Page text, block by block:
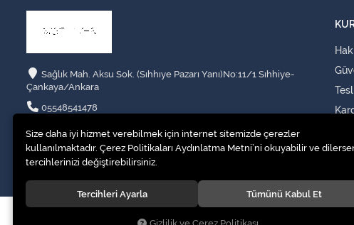
Sağlık Mah. Aksu Sok. (Sıhhıye Pazarı Yanı)No:11/1 Sıhhiye-
Çankaya/Ankara
05548541478
hastabakimurunleri@gmail.com
HASTA YATAĞI.HASTA KARYOLASI KİRALAMA
Size daha iyi hizmet verebilmek için internet sitemizde çerezler
kullanılmaktadır. Çerez Politikaları Aydınlatma Metni’ni okuyabilir ve
tercihlerinizi değiştirebilirsiniz.
Tercihleri Ayarla Tümünü Kabul Et